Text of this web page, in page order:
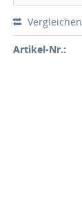
Vergleichen
Artikel-Nr.: